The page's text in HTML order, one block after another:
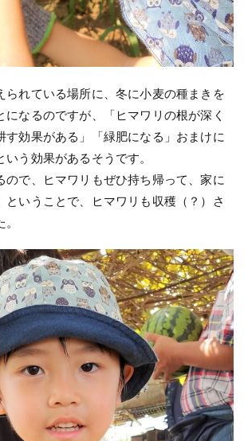
られている場所に、冬に小麦の種まきを
になるのですが、「ヒマワリの根が深く
す効果がある」「緑肥になる」おまけに
いう効果があるそうです。
ので、ヒマワリもぜひ持ち帰って、家に
ということで、ヒマワリも収穫（？）さ